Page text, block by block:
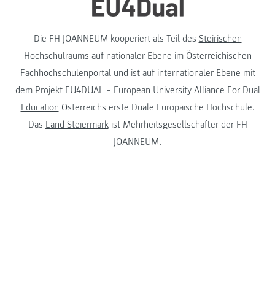
Die FH JOANNEUM kooperiert als Teil des Steirischen
Hochschulraums auf nationaler Ebene im Österreichischen
Fachhochschulenportalund ist auf internationaler Ebene mit
dem Projekt EU4DUAL – European University Alliance For Dual
Education Österreichs erste Duale Europäische Hochschule.
Das Land Steiermarkist Mehrheitsgesellschafter der FH
JOANNEUM.